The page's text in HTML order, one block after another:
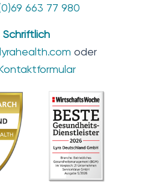
663 77 980
Schriftlich
oder